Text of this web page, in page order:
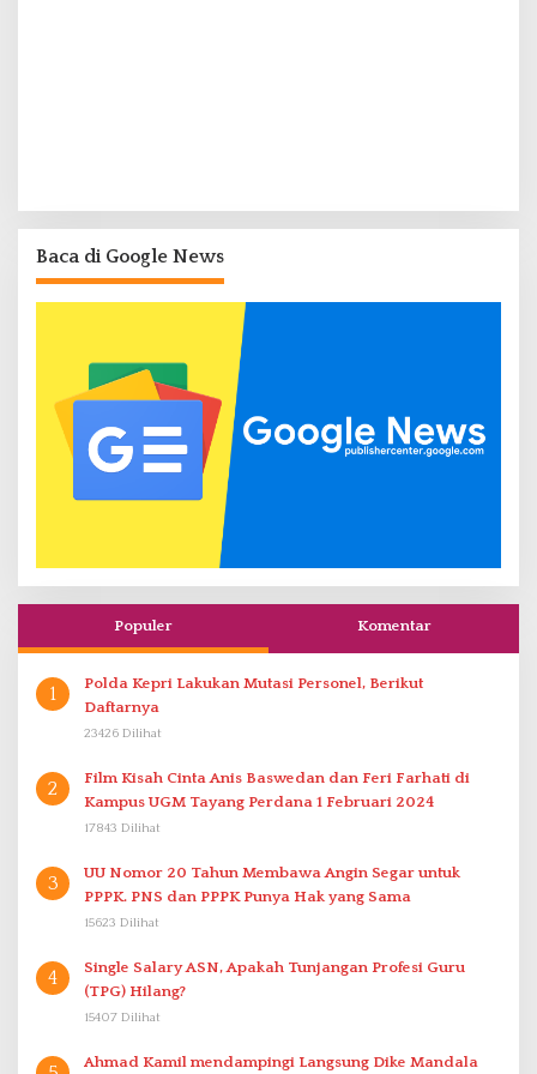
Baca di Google News
Populer Komentar
1
Polda Kepri Lakukan Mutasi Personel, Berikut
Daftarnya
23426 Dilihat
2
Film Kisah Cinta Anis Baswedan dan Feri Farhati di
Kampus UGM Tayang Perdana 1 Februari 2024
17843 Dilihat
3
UU Nomor 20 Tahun Membawa Angin Segar untuk
PPPK. PNS dan PPPK Punya Hak yang Sama
15623 Dilihat
4
Single Salary ASN, Apakah Tunjangan Profesi Guru
(TPG) Hilang?
15407 Dilihat
Ahmad Kamil mendampingi Langsung Dike Mandala